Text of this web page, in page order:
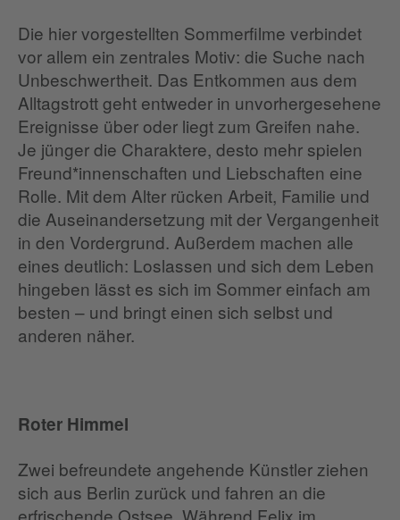
Die hier vorgestellten Sommerfilme verbindet
vor allem ein zentrales Motiv: die Suche nach
Unbeschwertheit. Das Entkommen aus dem
Alltagstrott geht entweder in unvorhergesehene
Ereignisse über oder liegt zum Greifen nahe.
Je jünger die Charaktere, desto mehr spielen
Freund*innenschaften und Liebschaften eine
Rolle. Mit dem Alter rücken Arbeit, Familie und
die Auseinandersetzung mit der Vergangenheit
in den Vordergrund. Außerdem machen alle
eines deutlich: Loslassen und sich dem Leben
hingeben lässt es sich im Sommer einfach am
besten – und bringt einen sich selbst und
anderen näher.
Roter Himmel
Zwei befreundete angehende Künstler ziehen
sich aus Berlin zurück und fahren an die
erfrischende Ostsee. Während Felix im